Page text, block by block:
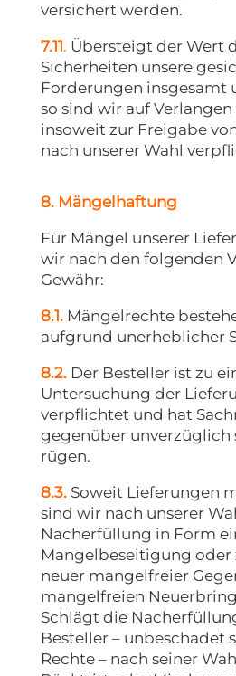
versichert werden.
7.11. Übersteigt der Wert
Sicherheiten unsere
Forderungen insgesamt
so sind wir auf
insoweit zur Freigabe
nach unserer Wahl
8. Mängelhaftung
Für Mängel unserer
wir nach den folgenden
Gewähr:
8.1.Mängelrechte
aufgrund unerheblicher
8.2.Der Besteller ist zu
Untersuchung der
verpflichtet und hat
gegenüber unverzüglich
rügen.
8.3.Soweit Lieferungen
sind wir nach unserer
Nacherfüllung in Form
Mangelbeseitigung oder
neuer mangelfreier
mangelfreien
Schlägt die
Besteller – unbeschadet
Rechte – nach seiner